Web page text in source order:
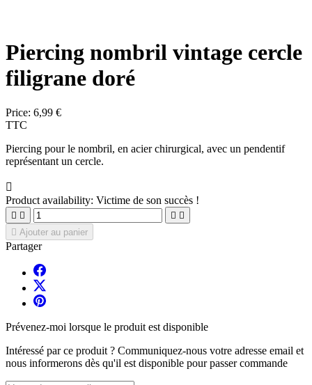
Piercing nombril vintage cercle
filigrane doré
Price: 6,99 €
TTC
Piercing pour le nombril, en acier chirurgical, avec un pendentif
représentant un cercle.

Product availability: Victime de son succès !
   
 Ajouter au panier
Partager
Prévenez-moi lorsque le produit est disponible
Intéressé par ce produit ? Communiquez-nous votre adresse email et
nous informerons dès qu'il est disponible pour passer commande